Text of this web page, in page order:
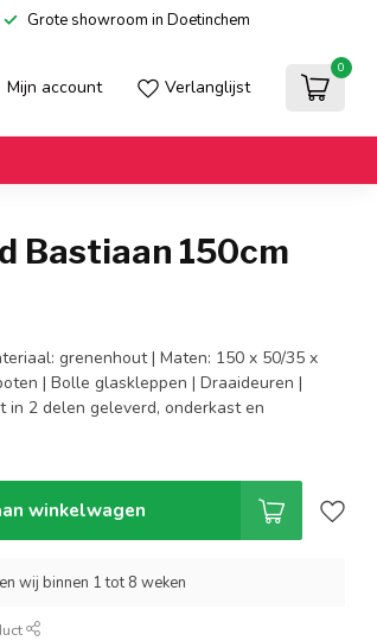
Grote showroom in Doetinchem
Mijn account Verlanglijst
0
Bastiaan 150cm
grenenhout | Maten: 150 x 50/35 x
| Bolle glaskleppen | Draaideuren |
in 2 delen geleverd, onderkast en
winkelwagen
wij binnen 1 tot 8 weken